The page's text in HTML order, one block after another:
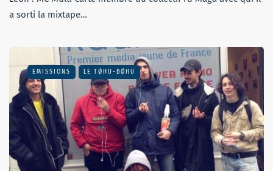
a sorti la mixtape…
EMISSIONS LE TØHU-BØHU